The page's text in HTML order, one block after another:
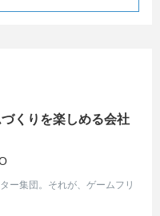
採用を行います。
ケットモンスター』シ
ジュールで完成～リリ
くりを楽しめる会社
ー集団。それが、ゲームフリ